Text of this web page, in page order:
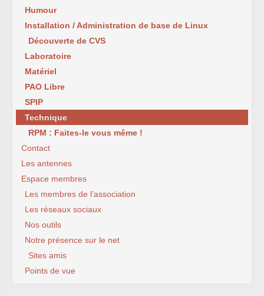
Humour
Installation / Administration de base de Linux
Découverte de CVS
Laboratoire
Matériel
PAO Libre
SPIP
Technique
RPM : Faites-le vous même !
Contact
Les antennes
Espace membres
Les membres de l’association
Les réseaux sociaux
Nos outils
Notre présence sur le net
Sites amis
Points de vue